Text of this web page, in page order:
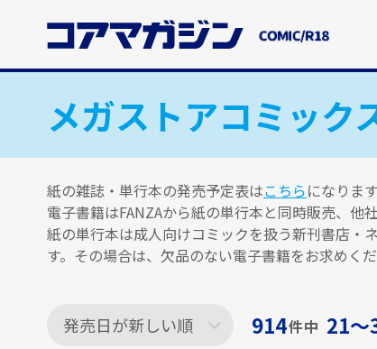
コ
ツ
メガストアコミック
紙の雑誌・単行本の発売予定表はこちらになります
電子書籍はFANZAから紙の単行本と同時販売、他
紙の単行本は成人向けコミックを扱う新刊書店・
す。その場合は、欠品のない電子書籍をお求めくだ
914件中 21〜